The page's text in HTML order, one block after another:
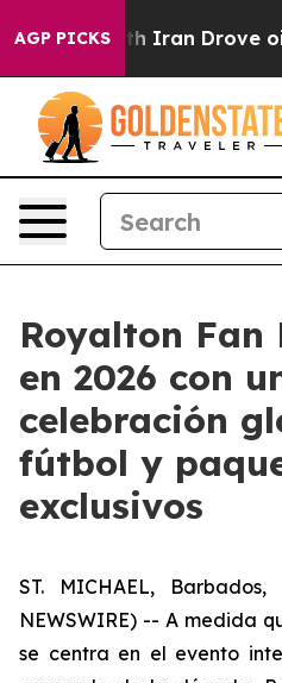
AGP PICKS
war With Iran Drove oil
Royalton Fan
en 2026 con
celebración
fútbol y
exclusivos
ST. MICHAEL,
NEWSWIRE) -- A medida
se centra en el evento